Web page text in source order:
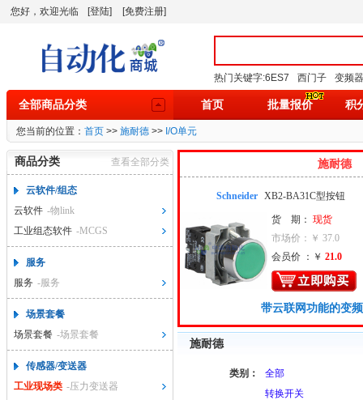
您好，欢迎光临 [登陆] [免费注册]
热门关键字:6ES7 西门子 变频器
全部商品分类 首页 批量报价 积
您当前的位置： 首页 >> 施耐德 >> I/O单元
施耐德
Schneider XB2-BA31C型按钮
货 期： 现货
市场价：￥ 37.0
会员价 ：￥ 21.0
带云联网功能的变
施耐德
类别：
全部
转换开关
查看全部分类
商品分类
云软件/组态
云软件 -物link
工业组态软件 -MCGS
服务
服务 -服务
场景套餐
场景套餐 -场景套餐
传感器/变送器
工业现场类 -压力变送器